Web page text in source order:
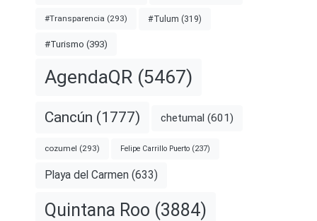
#Transparencia (293) #Tulum (319)
#Turismo (393)
AgendaQR (5467)
Cancún (1777) chetumal (601)
cozumel (293) Felipe Carrillo Puerto (237)
Playa del Carmen (633)
Quintana Roo (3884)